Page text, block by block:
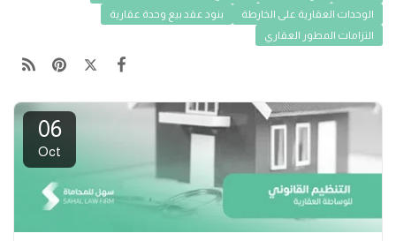
الوحدات العقارية على الخارطة
بنود عقد بيع وحدة عقارية
التزامات المطور العقاري
06
Oct